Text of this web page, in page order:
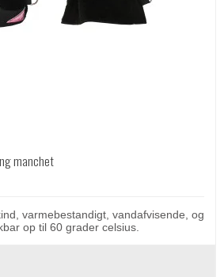
manchet
varmebestandigt, vandafvisende, og
op til 60 grader celsius.